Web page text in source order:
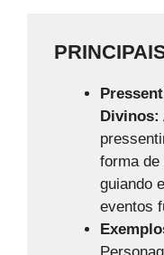
Divinos:
forma de
guiando
eventos